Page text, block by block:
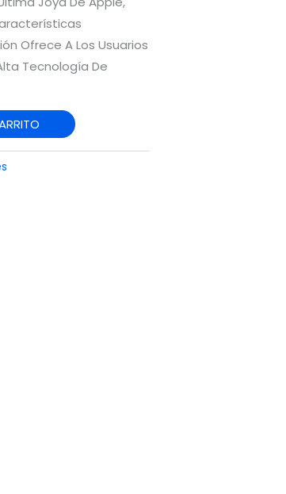
Ofrece A Los Usuarios
Tecnología De